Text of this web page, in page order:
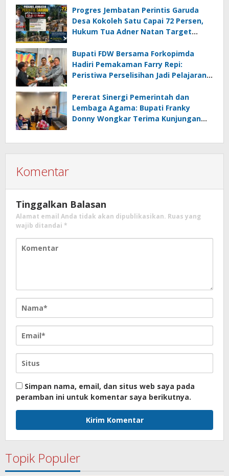
Minahasa Selatan
Progres Jembatan Perintis Garuda
Desa Kokoleh Satu Capai 72 Persen,
Hukum Tua Adner Natan Target
Bupati FDW Bersama Forkopimda
Hadiri Pemakaman Farry Repi:
Peristiwa Perselisihan Jadi Pelajaran,
Diutamakan
Pererat Sinergi Pemerintah dan
Lembaga Agama: Bupati Franky
Donny Wongkar Terima Kunjungan
Komentar
Tinggalkan Balasan
Alamat email Anda tidak akan dipublikasikan. Ruas yang
wajib ditandai *
Simpan nama, email, dan situs web saya pada
peramban ini untuk komentar saya berikutnya.
Topik Populer